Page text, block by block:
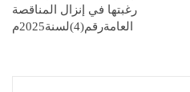
رغبتها في إنزال المناقصة
العامةرقم(4)لسنة2025م